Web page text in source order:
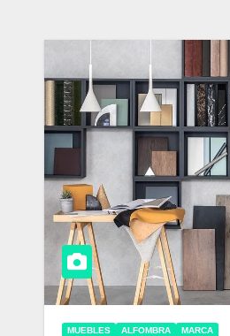
MUEBLES ALFOMBRA MARCA